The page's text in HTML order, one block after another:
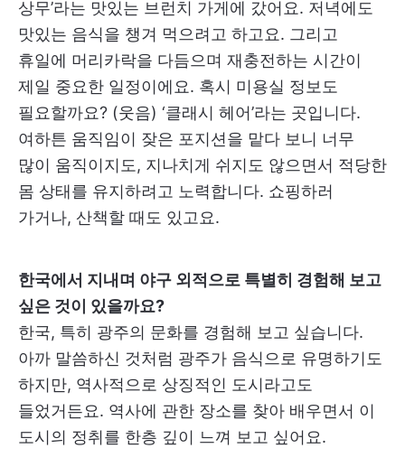
상무’라는 맛있는 브런치 가게에 갔어요. 저녁에도
맛있는 음식을 챙겨 먹으려고 하고요. 그리고
휴일에 머리카락을 다듬으며 재충전하는 시간이
제일 중요한 일정이에요. 혹시 미용실 정보도
필요할까요? (웃음) ‘클래시 헤어’라는 곳입니다.
여하튼 움직임이 잦은 포지션을 맡다 보니 너무
많이 움직이지도, 지나치게 쉬지도 않으면서 적당한
몸 상태를 유지하려고 노력합니다. 쇼핑하러
가거나, 산책할 때도 있고요.
한국에서 지내며 야구 외적으로 특별히 경험해 보고
싶은 것이 있을까요?
한국, 특히 광주의 문화를 경험해 보고 싶습니다.
아까 말씀하신 것처럼 광주가 음식으로 유명하기도
하지만, 역사적으로 상징적인 도시라고도
들었거든요. 역사에 관한 장소를 찾아 배우면서 이
도시의 정취를 한층 깊이 느껴 보고 싶어요.